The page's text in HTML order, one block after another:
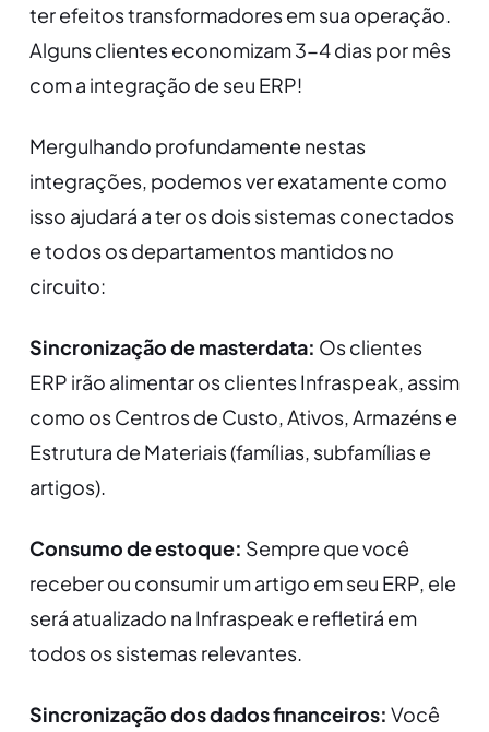
ter efeitos transformadores em sua operação.
Alguns clientes economizam 3-4 dias por mês
com a integração de seu ERP!
Mergulhando profundamente nestas
integrações, podemos ver exatamente como
isso ajudará a ter os dois sistemas conectados
e todos os departamentos mantidos no
circuito:
Sincronização de masterdata: Os clientes
ERP irão alimentar os clientes Infraspeak, assim
como os Centros de Custo, Ativos, Armazéns e
Estrutura de Materiais (famílias, subfamílias e
artigos).
Consumo de estoque: Sempre que você
receber ou consumir um artigo em seu ERP, ele
será atualizado na Infraspeak e refletirá em
todos os sistemas relevantes.
Sincronização dos dados financeiros: Você